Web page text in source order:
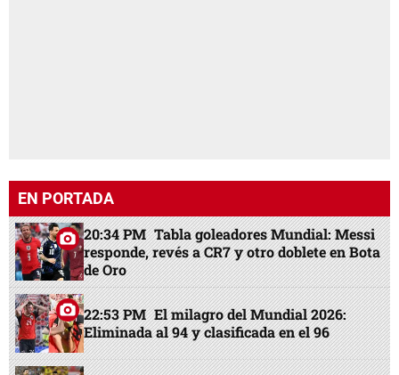
EN PORTADA
20:34 PM Tabla goleadores Mundial: Messi
responde, revés a CR7 y otro doblete en Bota
de Oro
22:53 PM El milagro del Mundial 2026:
Eliminada al 94 y clasificada en el 96